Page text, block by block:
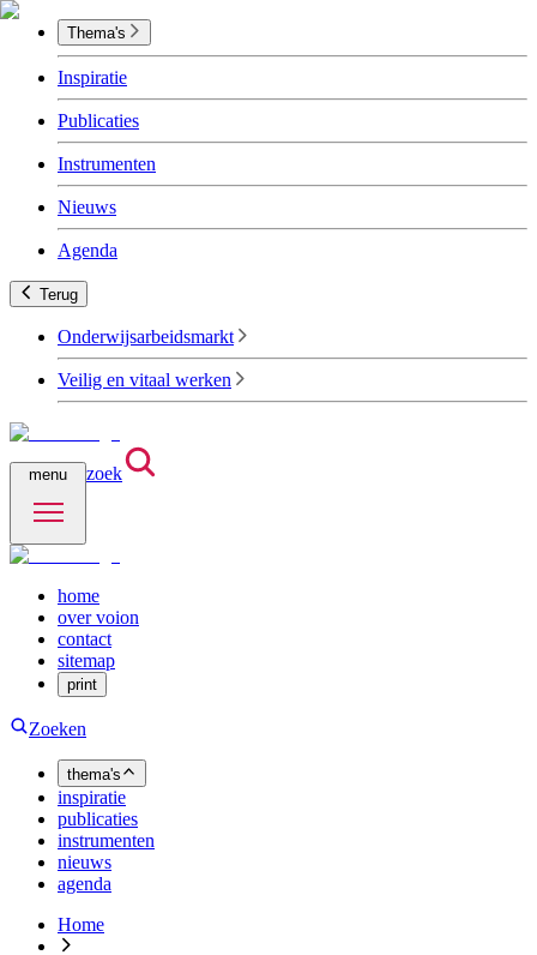
Thema's
Inspiratie
Publicaties
Instrumenten
Nieuws
Agenda
Terug
Onderwijsarbeidsmarkt
Veilig en vitaal werken
menu zoek
home
over voion
contact
sitemap
print
Zoeken
thema's
inspiratie
publicaties
instrumenten
nieuws
agenda
Home